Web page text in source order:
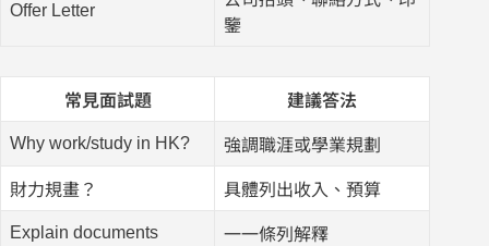
Offer Letter
鑒
常見面試題 建議答法
Why work/study in HK? 強調職涯或學業規劃
財力規畫？ 具體列出收入、預算
Explain documents 一一條列解釋